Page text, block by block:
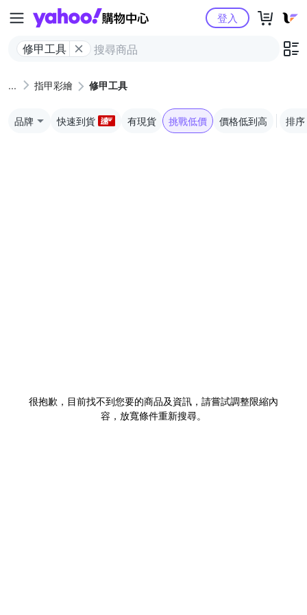
Yahoo購物中心
修甲工具
登入
指甲彩繪 修甲工具
品牌 快速到貨 有現貨 挑戰低價 價格低到高 排序
很抱歉，目前找不到您要的商品及資訊，請嘗試調整限縮內
容，放寬條件重新搜尋。